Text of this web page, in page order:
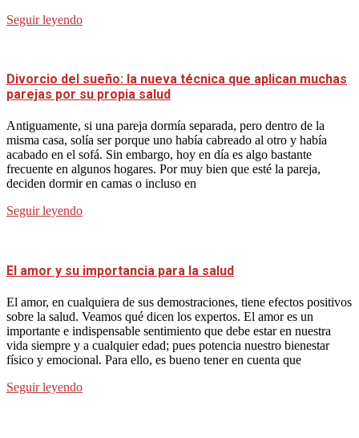
Seguir leyendo
Divorcio del sueño: la nueva técnica que aplican muchas
parejas por su propia salud
Antiguamente, si una pareja dormía separada, pero dentro de la
misma casa, solía ser porque uno había cabreado al otro y había
acabado en el sofá. Sin embargo, hoy en día es algo bastante
frecuente en algunos hogares. Por muy bien que esté la pareja,
deciden dormir en camas o incluso en
Seguir leyendo
El amor y su importancia para la salud
El amor, en cualquiera de sus demostraciones, tiene efectos positivos
sobre la salud. Veamos qué dicen los expertos. El amor es un
importante e indispensable sentimiento que debe estar en nuestra
vida siempre y a cualquier edad; pues potencia nuestro bienestar
físico y emocional. Para ello, es bueno tener en cuenta que
Seguir leyendo